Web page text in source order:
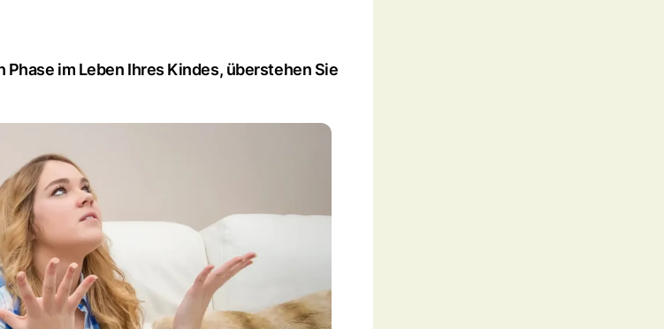
im Leben Ihres Kindes, überstehen Sie